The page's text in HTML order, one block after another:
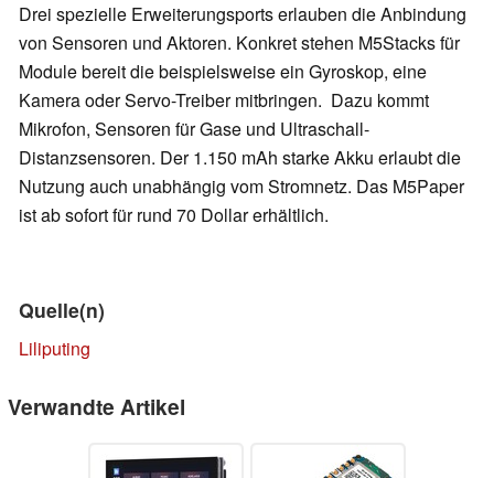
Drei spezielle Erweiterungsports erlauben die Anbindung
von Sensoren und Aktoren. Konkret stehen M5Stacks für
Module bereit die beispielsweise ein Gyroskop, eine
Kamera oder Servo-Treiber mitbringen. Dazu kommt
Mikrofon, Sensoren für Gase und Ultraschall-
Distanzsensoren. Der 1.150 mAh starke Akku erlaubt die
Nutzung auch unabhängig vom Stromnetz. Das M5Paper
ist ab sofort für rund 70 Dollar erhältlich.
Quelle(n)
Liliputing
Verwandte Artikel